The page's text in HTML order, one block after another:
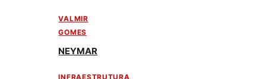
VALMIR
GOMES
NEYMAR
INFRAESTRUTURA